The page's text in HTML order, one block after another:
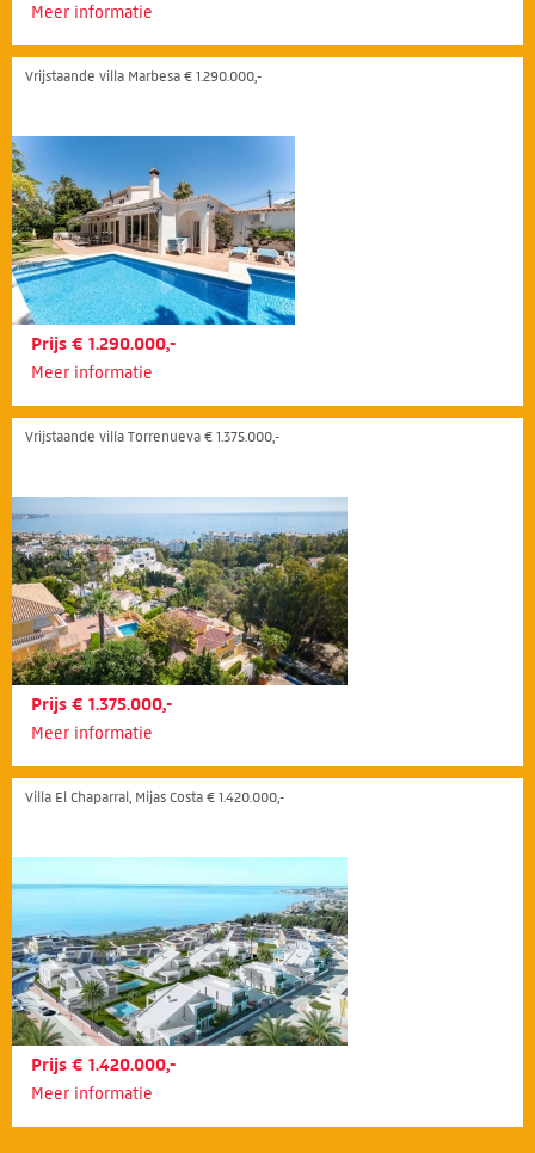
Meer informatie
Vrijstaande villa Marbesa € 1.290.000,-
Prijs € 1.290.000,-
Meer informatie
Vrijstaande villa Torrenueva € 1.375.000,-
Prijs € 1.375.000,-
Meer informatie
Villa El Chaparral, Mijas Costa € 1.420.000,-
Prijs € 1.420.000,-
Meer informatie